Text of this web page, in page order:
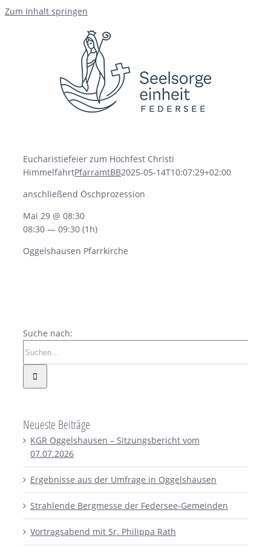
Zum Inhalt springen
Eucharistiefeier zum Hochfest Christi
HimmelfahrtPfarramtBB2025-05-14T10:07:29+02:00
anschließend Öschprozession
Mai 29 @ 08:30
08:30 — 09:30 (1h)
Oggelshausen Pfarrkirche
Suche nach:
Neueste Beiträge
KGR Oggelshausen – Sitzungsbericht vom
07.07.2026
Ergebnisse aus der Umfrage in Oggelshausen
Strahlende Bergmesse der Federsee-Gemeinden
Vortragsabend mit Sr. Philippa Rath